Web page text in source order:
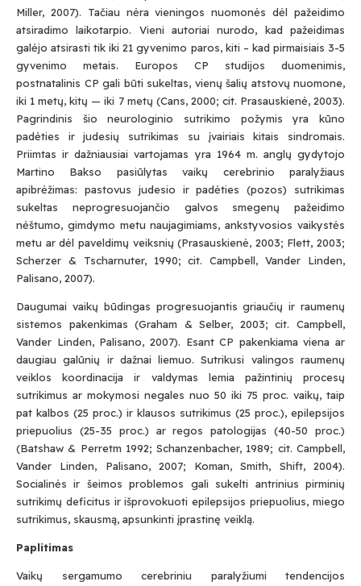
Miller, 2007). Tačiau nėra vieningos nuomonės dėl pažeidimo
atsiradimo laikotarpio. Vieni autoriai nurodo, kad pažeidimas
galėjo atsirasti tik iki 21 gyvenimo paros, kiti – kad pirmaisiais 3-5
gyvenimo metais. Europos CP studijos duomenimis,
postnatalinis CP gali būti sukeltas, vienų šalių atstovų nuomone,
iki 1 metų, kitų — iki 7 metų (Cans, 2000; cit. Prasauskienė, 2003).
Pagrindinis šio neurologinio sutrikimo požymis yra kūno
padėties ir judesių sutrikimas su įvairiais kitais sindromais.
Priimtas ir dažniausiai vartojamas yra 1964 m. anglų gydytojo
Martino Bakso pasiūlytas vaikų cerebrinio paralyžiaus
apibrėžimas: pastovus judesio ir padėties (pozos) sutrikimas
sukeltas neprogresuojančio galvos smegenų pažeidimo
nėštumo, gimdymo metu naujagimiams, ankstyvosios vaikystės
metu ar dėl paveldimų veiksnių (Prasauskienė, 2003; Flett, 2003;
Scherzer & Tscharnuter, 1990; cit. Campbell, Vander Linden,
Palisano, 2007).
Daugumai vaikų būdingas progresuojantis griaučių ir raumenų
sistemos pakenkimas (Graham & Selber, 2003; cit. Campbell,
Vander Linden, Palisano, 2007). Esant CP pakenkiama viena ar
daugiau galūnių ir dažnai liemuo. Sutrikusi valingos raumenų
veiklos koordinacija ir valdymas lemia pažintinių procesų
sutrikimus ar mokymosi negales nuo 50 iki 75 proc. vaikų, taip
pat kalbos (25 proc.) ir klausos sutrikimus (25 proc.), epilepsijos
priepuolius (25-35 proc.) ar regos patologijas (40-50 proc.)
(Batshaw & Perretm 1992; Schanzenbacher, 1989; cit. Campbell,
Vander Linden, Palisano, 2007; Koman, Smith, Shift, 2004).
Socialinės ir šeimos problemos gali sukelti antrinius pirminių
sutrikimų deficitus ir išprovokuoti epilepsijos priepuolius, miego
sutrikimus, skausmą, apsunkinti įprastinę veiklą.
Paplitimas
Vaikų sergamumo cerebriniu paralyžiumi tendencijos